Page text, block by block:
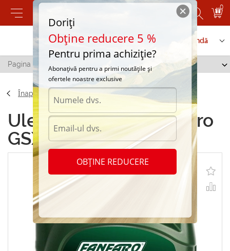
0
Contactați-ne Serviciu de comandă
Pagina principală FanFaro GSX 15W-40 4L
Înapoi
Uleiuri minerale FanFaro
GSX 15W-40 4L
Doriți
Obține reducere 5 %
Pentru prima achiziție?
Abonațivă pentru a primi noutățile și
ofertele noastre exclusive
OBȚINE REDUCERE